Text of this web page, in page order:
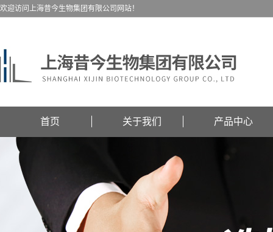
欢迎访问上海昔今生物集团有限公司网站！
首页 关于我们 产品中心